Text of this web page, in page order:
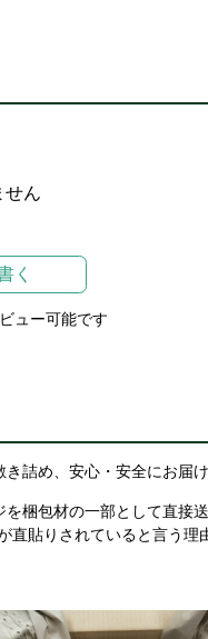
せん
く
ュー可能です
詰め、安心・安全にお届
梱包材の一部として直接
貼りされていると言う